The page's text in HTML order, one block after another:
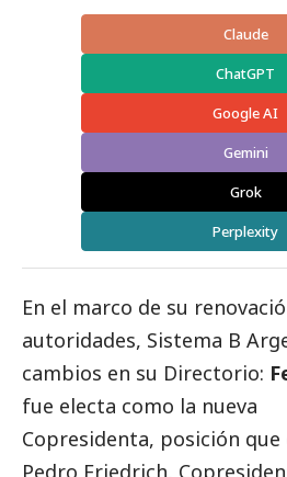
Claude
ChatGPT
Google AI
Gemini
Grok
Perplexity
En el marco de su
autoridades, Sistema B
cambios en su Directorio:
fue electa como la nueva
Copresidenta, posición
Pedro Friedrich,